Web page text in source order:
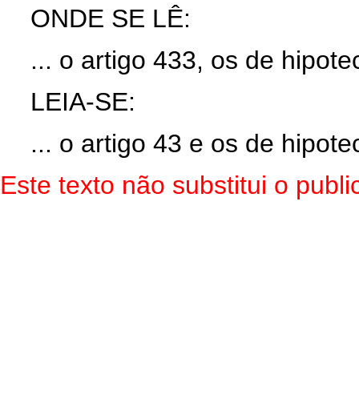
ONDE SE LÊ:
... o artigo 433, os de
LEIA-SE:
... o artigo 43 e os de
Este texto não substitui o